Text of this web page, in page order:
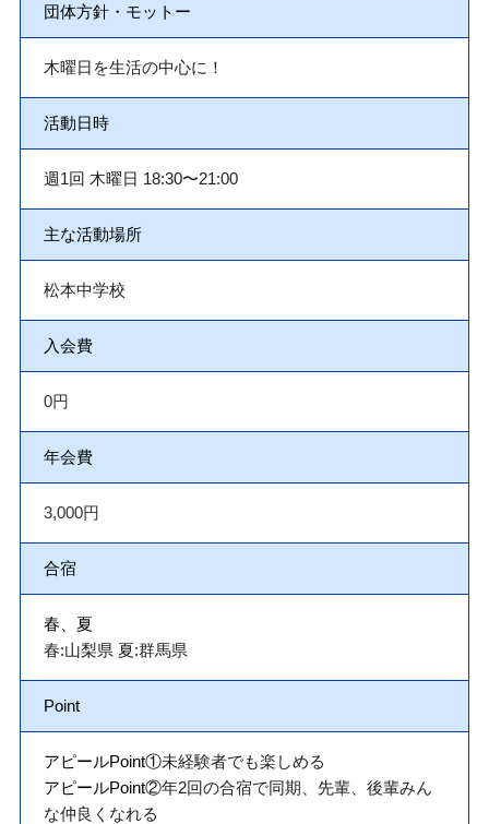
団体方針・モットー
木曜日を生活の中心に！
活動日時
週1回 木曜日 18:30〜21:00
主な活動場所
松本中学校
入会費
0円
年会費
3,000円
合宿
春、夏
春:山梨県 夏:群馬県
Point
アピールPoint①未経験者でも楽しめる
アピールPoint②年2回の合宿で同期、先輩、後輩みん
な仲良くなれる